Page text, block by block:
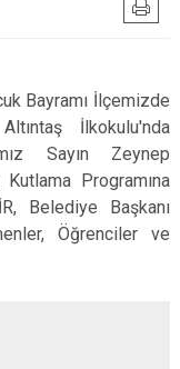
Bayramı İlçemizde
İlkokulu'nda
Sayın Zeynep
Programına
Belediye Başkanı
Öğrenciler ve